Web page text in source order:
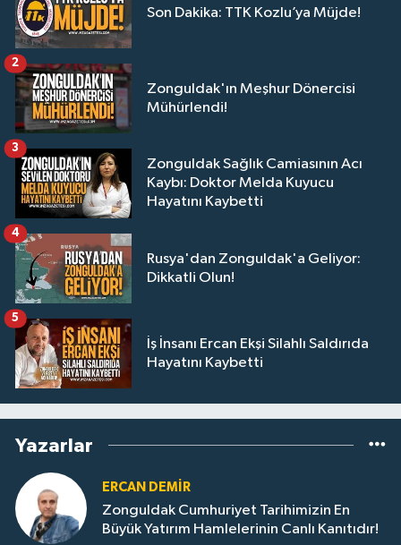
Son Dakika: TTK Kozlu’ya Müjde!
Zonguldak'ın Meşhur Dönercisi
Mühürlendi!
2
Zonguldak Sağlık Camiasının Acı
Kaybı: Doktor Melda Kuyucu
Hayatını Kaybetti
3
Rusya'dan Zonguldak'a Geliyor:
Dikkatli Olun!
4
İş İnsanı Ercan Ekşi Silahlı Saldırıda
Hayatını Kaybetti
5
Yazarlar
ERCAN DEMIR
Zonguldak Cumhuriyet Tarihimizin En
Büyük Yatırım Hamlelerinin Canlı Kanıtıdır!